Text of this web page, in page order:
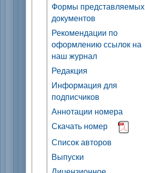
Формы представляемых
документов
Рекомендации по
оформлению ссылок на
наш журнал
Редакция
Информация для
подписчиков
Аннотации номера
Скачать номер
Список авторов
Выпуски